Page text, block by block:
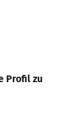
Profil zu